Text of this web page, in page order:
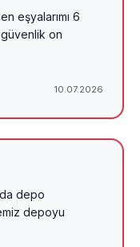
eşyalarımı 6
güvenlik on
10.07.2026
depo
depoyu